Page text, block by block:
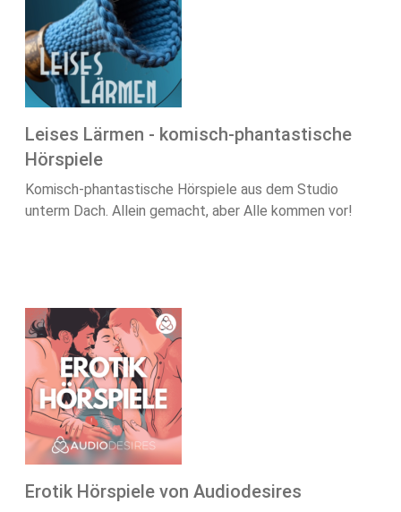
Leises Lärmen - komisch-phantastische
Hörspiele
Komisch-phantastische Hörspiele aus dem Studio
unterm Dach. Allein gemacht, aber Alle kommen vor!
Erotik Hörspiele von Audiodesires